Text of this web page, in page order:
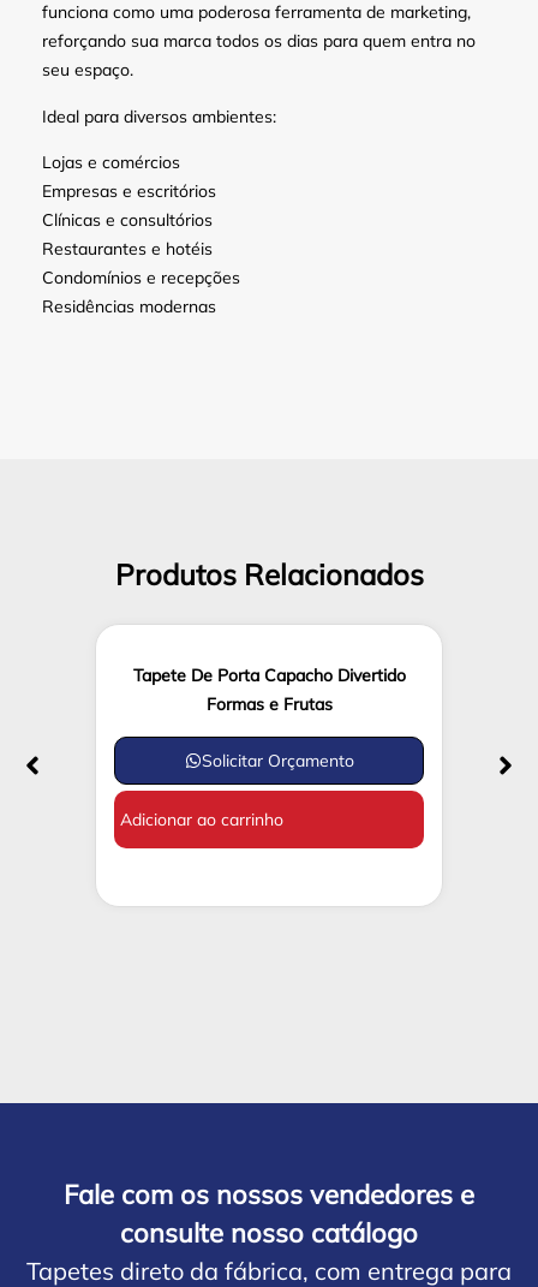
funciona como uma poderosa ferramenta de marketing,
reforçando sua marca todos os dias para quem entra no
seu espaço.
Ideal para diversos ambientes:
Lojas e comércios
Empresas e escritórios
Clínicas e consultórios
Restaurantes e hotéis
Condomínios e recepções
Residências modernas
Produtos Relacionados
Tapete De Porta Capacho Divertido
Formas e Frutas
Solicitar Orçamento
Adicionar ao carrinho
Fale com os nossos vendedores e
consulte nosso catálogo
Tapetes direto da fábrica, com entrega para